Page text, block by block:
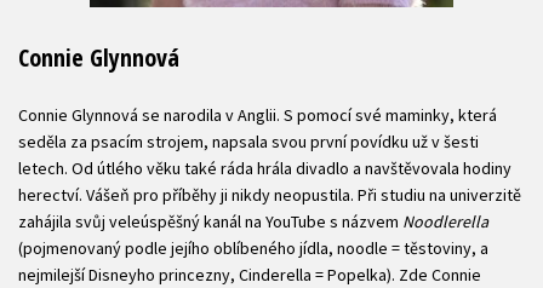
Connie Glynnová
Connie Glynnová se narodila v Anglii. S pomocí své maminky, která
seděla za psacím strojem, napsala svou první povídku už v šesti
letech. Od útlého věku také ráda hrála divadlo a navštěvovala hodiny
herectví. Vášeň pro příběhy ji nikdy neopustila. Při studiu na univerzitě
zahájila svůj veleúspěšný kanál na YouTube s názvem Noodlerella
(pojmenovaný podle jejího oblíbeného jídla, noodle = těstoviny, a
nejmilejší Disneyho princezny, Cinderella = Popelka). Zde Connie